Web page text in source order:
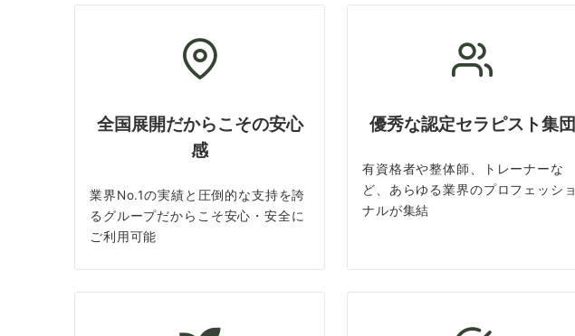
全国展開だからこその安心
感
業界No.1の実績と圧倒的な支持を誇
るグループだからこそ安心・安全に
ご利用可能
優秀な認定セラピスト集団
有資格者や整体師、トレーナーな
ど、あらゆる業界のプロフェッショ
ナルが集結